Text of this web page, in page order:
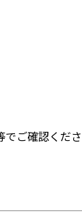
ご確認くださ